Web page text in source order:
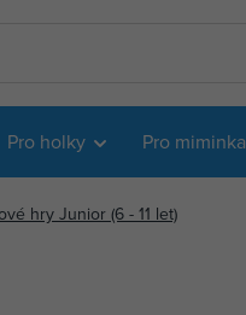
Pro holky Pro miminka
hry Junior (6 - 11 let)